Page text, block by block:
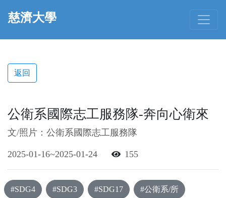
慈濟大學
返回
公衛系國際志工服務隊-奔向心衛來
文/照片：公衛系國際志工服務隊
2025-01-16~2025-01-24 155
#SDG4 #SDG3 #SDG17 #公衛系/所